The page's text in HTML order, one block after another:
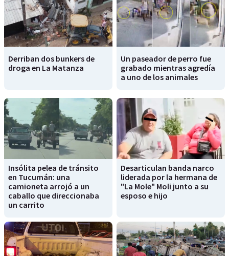
Derriban dos bunkers de
droga en La Matanza
Un paseador de perro fue
grabado mientras agredía
a uno de los animales
Insólita pelea de tránsito
en Tucumán: una
camioneta arrojó a un
caballo que direccionaba
un carrito
Desarticulan banda narco
liderada por la hermana de
"La Mole" Moli junto a su
esposo e hijo